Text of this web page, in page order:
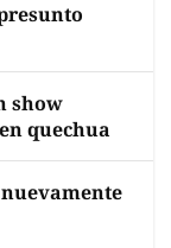
show
quechua